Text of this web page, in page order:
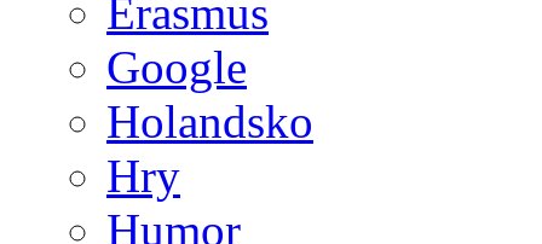
Erasmus
Google
Holandsko
Hry
Humor